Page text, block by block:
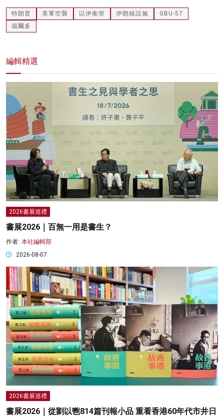
特朗普 美軍空襲 以伊衝突 伊朗核設施
GBU-57
福爾多
編輯精選
2026書展巡禮
書展2026｜百無一用是書生？
作者: 本社編輯部
2026-08-07
2026書展巡禮
書展2026｜從劉以鬯814篇刊報小品 重看香港60年代市井日